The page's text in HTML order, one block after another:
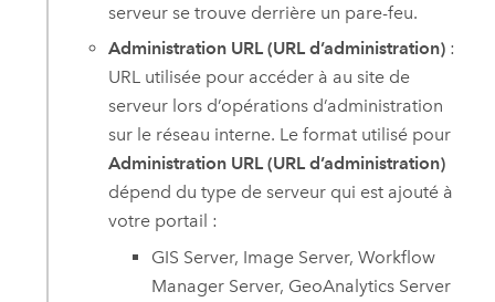
serveur se trouve derrière un pare-feu.
Administration URL (URL d’administration) :
URL utilisée pour accéder à au site de
serveur lors d’opérations d’administration
sur le réseau interne. Le format utilisé pour
Administration URL (URL d’administration)
dépend du type de serveur qui est ajouté à
votre portail :
GIS Server, Image Server, Workflow
Manager Server, GeoAnalytics Server